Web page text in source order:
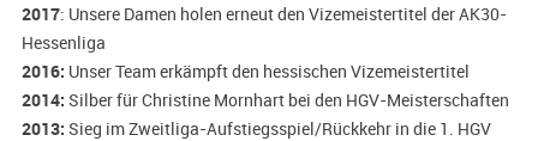
2017: Unsere Damen holen erneut den Vizemeistertitel der AK30-
Hessenliga
2016: Unser Team erkämpft den hessischen Vizemeistertitel
2014: Silber für Christine Mornhart bei den HGV-Meisterschaften
2013: Sieg im Zweitliga-Aufstiegsspiel/Rückkehr in die 1. HGV